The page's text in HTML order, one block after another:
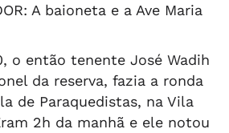
A baioneta e a Ave Maria
o então tenente José Wadih
da reserva, fazia a ronda
de Paraquedistas, na Vila
2h da manhã e ele notou